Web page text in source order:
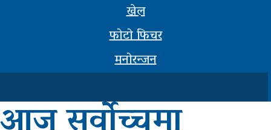
सम्पादकीय
शिक्षा
खेल
फोटो फिचर
मनोरन्जन